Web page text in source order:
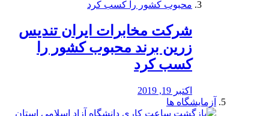
شرکت مخابرات ایران تندیس
زرین برند محبوب کشور را
کسب کرد
اکتبر 19, 2019
آزمایشگاه ها